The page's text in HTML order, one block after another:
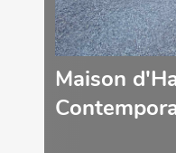
Maison